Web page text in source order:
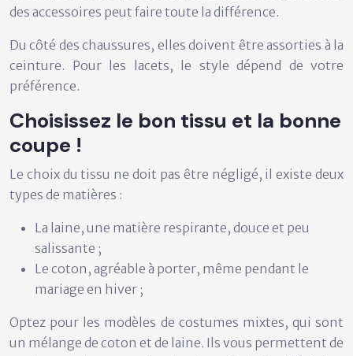
des accessoires peut faire toute la différence.
Du côté des chaussures, elles doivent être assorties à la
ceinture. Pour les lacets, le style dépend de votre
préférence.
Choisissez le bon tissu et la bonne
coupe !
Le choix du tissu ne doit pas être négligé, il existe deux
types de matières :
La laine, une matière respirante, douce et peu
salissante ;
Le coton, agréable à porter, même pendant le
mariage en hiver ;
Optez pour les modèles de costumes mixtes, qui sont
un mélange de coton et de laine. Ils vous permettent de